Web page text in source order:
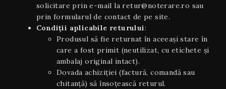
solicitare prin e-mail la retur@noterare.ro sau
prin formularul de contact de pe site.
Condiţii aplicabile returului:
Produsul să fie returnat în aceeaşi stare în
care a fost primit (neutilizat, cu etichete și
ambalaj original intact).
Dovada achiziției (factură, comandă sau
chitanță) să însoțească returul.